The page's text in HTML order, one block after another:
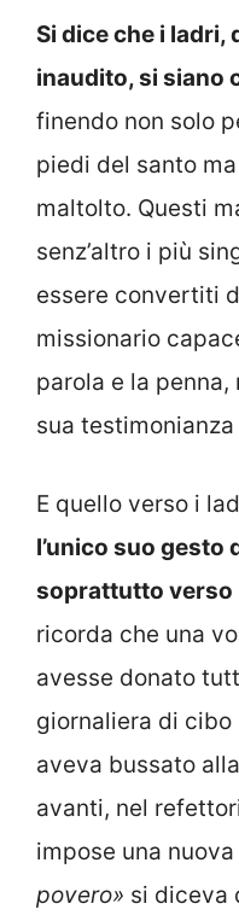
Si dice che i ladri,
inaudito, si siano
finendo non solo
piedi del santo
maltolto. Questi
senz’altro i più
essere convertiti
missionario
parola e la
sua
E quello verso i
l’unico suo gesto
soprattutto verso
ricorda che una
avesse donato
giornaliera di cibo
aveva bussato
avanti, nel
impose una nuova
povero» si diceva